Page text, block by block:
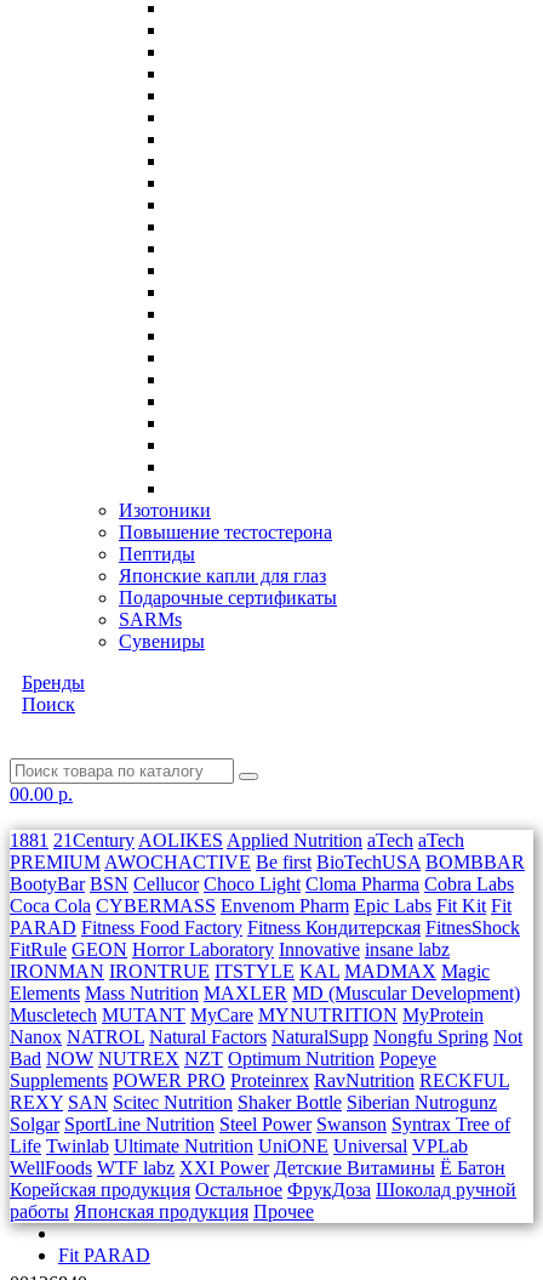
Изотоники
Повышение тестостерона
Пептиды
Японские капли для глаз
Подарочные сертификаты
SARMs
Сувениры
Бренды
Поиск
00.00 р.
1881 21Century AOLIKES Applied Nutrition aTech aTech
PREMIUM AWOCHACTIVE Be first BioTechUSA BOMBBAR
BootyBar BSN Cellucor Choco Light Cloma Pharma Cobra Labs
Coca Cola CYBERMASS Envenom Pharm Epic Labs Fit Kit Fit
PARAD Fitness Food Factory Fitness Кондитерская FitnesShock
FitRule GEON Horror Laboratory Innovative insane labz
IRONMAN IRONTRUE ITSTYLE KAL MADMAX Magic
Elements Mass Nutrition MAXLER MD (Muscular Development)
Muscletech MUTANT MyCare MYNUTRITION MyProtein
Nanox NATROL Natural Factors NaturalSupp Nongfu Spring Not
Bad NOW NUTREX NZT Optimum Nutrition Popeye
Supplements POWER PRO Proteinrex RavNutrition RECKFUL
REXY SAN Scitec Nutrition Shaker Bottle Siberian Nutrogunz
Solgar SportLine Nutrition Steel Power Swanson Syntrax Tree of
Life Twinlab Ultimate Nutrition UniONE Universal VPLab
WellFoods WTF labz XXI Power Детские Витамины Ё Батон
Корейская продукция Остальное ФрукДоза Шоколад ручной
работы Японская продукция Прочее
Fit PARAD